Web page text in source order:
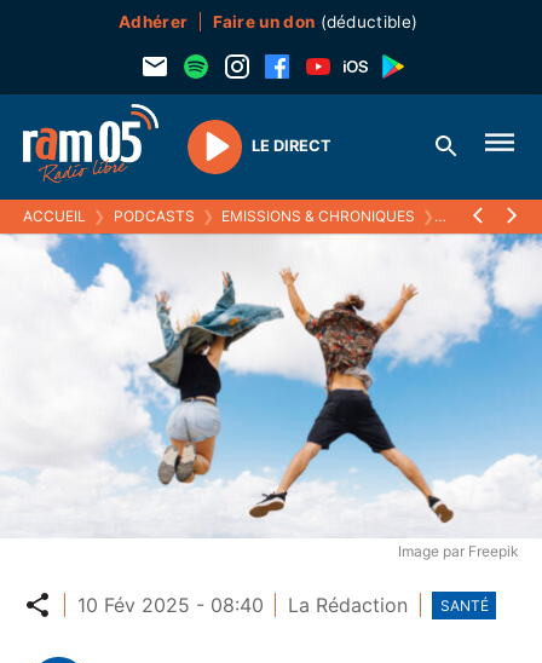
Adhérer Faire un don (déductible)
Play
LE DIRECT
ACCUEIL ❯ PODCASTS ❯ EMISSIONS & CHRONIQUES ❯ PRÉVENTION
Image par Freepik
Partager
10 Fév 2025 - 08:40 La Rédaction SANTÉ